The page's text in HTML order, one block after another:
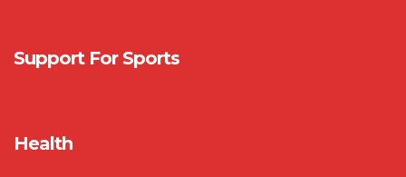
Support For Sports
Health